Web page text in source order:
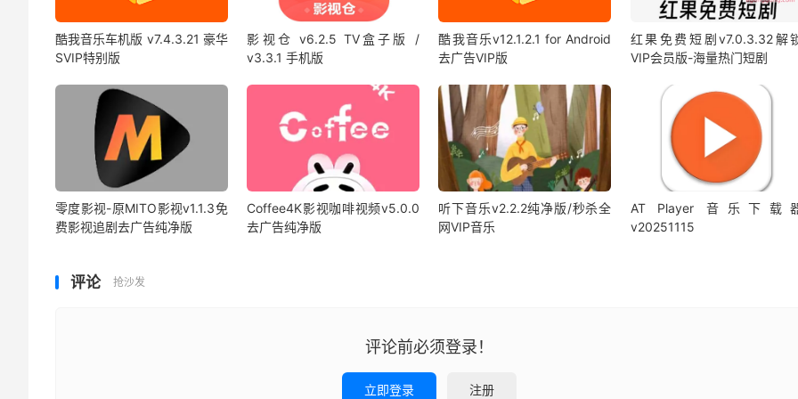
酷我音乐车机版 v7.4.3.21 豪华
SVIP特别版
影视仓 v6.2.5 TV盒子版 /
v3.3.1 手机版
酷我音乐v12.1.2.1 for Android
去广告VIP版
红果免费短剧v7.0.3.32解
VIP会员版-海量热门短剧
零度影视-原MITO影视v1.1.3免
费影视追剧去广告纯净版
Coffee4K影视咖啡视频v5.0.0
去广告纯净版
听下音乐v2.2.2纯净版/秒杀全
网VIP音乐
AT Player 音乐下载
v20251115
评论 抢沙发
评论前必须登录！
立即登录 注册